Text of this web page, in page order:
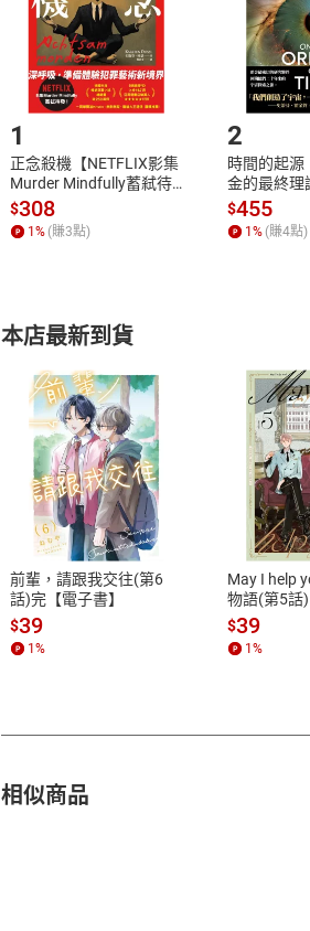
請注意，樂天市場須以整筆訂單
購書後，如何開始使用？
Step1.選擇閱讀載具
付款方式
ATM轉帳、信用卡、LINE PAY、
1
正念殺機【NETFLIX影集
Murder Mindfully蓄弒待
發】【電子書】
$308
1 % (賺3點)
2
時間的起源
金的最終理
$455
1 % (賺4點)
本店最新到貨
前輩，請跟我交往(第6
話)完【電子書】
$39
1%
May I help
物語(第5話)
$39
1%
相似商品